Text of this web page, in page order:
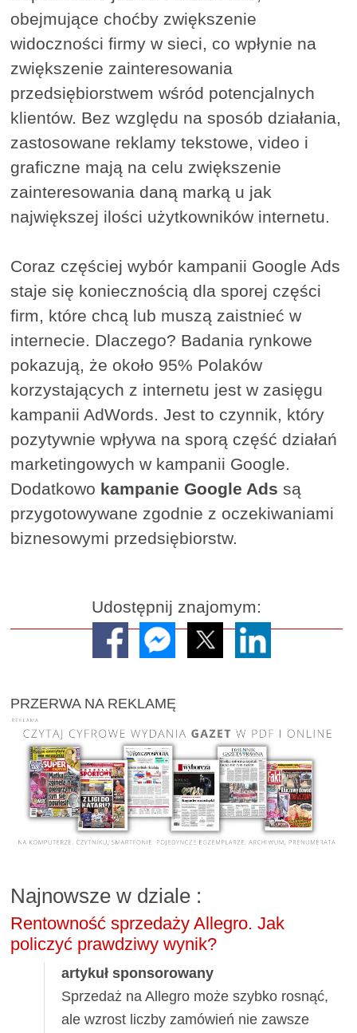
obejmujące choćby zwiększenie
widoczności firmy w sieci, co wpłynie na
zwiększenie zainteresowania
przedsiębiorstwem wśród potencjalnych
klientów. Bez względu na sposób działania,
zastosowane reklamy tekstowe, video i
graficzne mają na celu zwiększenie
zainteresowania daną marką u jak
największej ilości użytkowników internetu.
Coraz częściej wybór kampanii Google Ads
staje się koniecznością dla sporej części
firm, które chcą lub muszą zaistnieć w
internecie. Dlaczego? Badania rynkowe
pokazują, że około 95% Polaków
korzystających z internetu jest w zasięgu
kampanii AdWords. Jest to czynnik, który
pozytywnie wpływa na sporą część działań
marketingowych w kampanii Google.
Dodatkowo kampanie Google Ads są
przygotowywane zgodnie z oczekiwaniami
biznesowymi przedsiębiorstw.
Udostępnij znajomym:
PRZERWA NA REKLAMĘ
Najnowsze w dziale :
Rentowność sprzedaży Allegro. Jak
policzyć prawdziwy wynik?
artykuł sponsorowany
Sprzedaż na Allegro może szybko rosnąć,
ale wzrost liczby zamówień nie zawsze